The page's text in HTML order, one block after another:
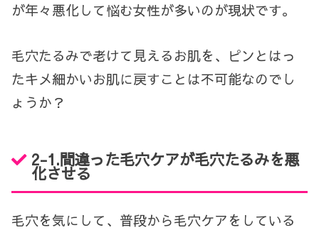
が年々悪化して悩む女性が多いのが現状です。
毛穴たるみで老けて見えるお肌を、ピンとはっ
たキメ細かいお肌に戻すことは不可能なのでし
ょうか？
2-1.間違った毛穴ケアが毛穴たるみを悪
化させる
毛穴を気にして、普段から毛穴ケアをしている